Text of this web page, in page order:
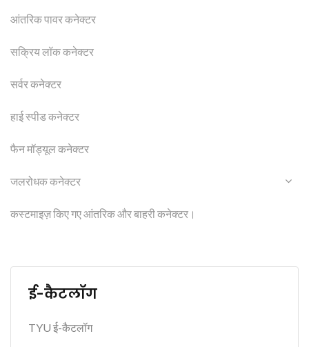
आंतरिक पावर कनेक्टर
सक्रिय लॉक कनेक्टर
सर्वर कनेक्टर
हाई स्पीड कनेक्टर
फैन मॉड्यूल कनेक्टर
जलरोधक कनेक्टर
कस्टमाइज़ किए गए आंतरिक और बाहरी कनेक्टर।
ई-कैटलॉग
TYU ई-कैटलॉग